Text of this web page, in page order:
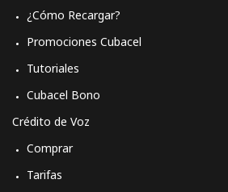
¿Cómo Recargar?
Promociones Cubacel
Tutoriales
Cubacel Bono
Crédito de Voz
Comprar
Tarifas